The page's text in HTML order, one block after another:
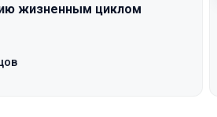
жизненным циклом